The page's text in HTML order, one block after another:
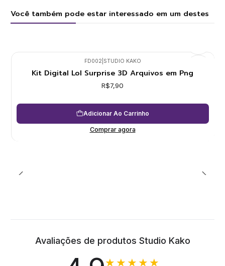
Você também pode estar interessado em um destes
FD002 STUDIO KAKO
Kit Digital Lol Surprise 3D Arquivos em Png
R$7,90
Adicionar Ao Carrinho
Comprar agora
Avaliações de produtos Studio Kako
★★★★★